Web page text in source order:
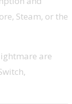
Steam, or the
are